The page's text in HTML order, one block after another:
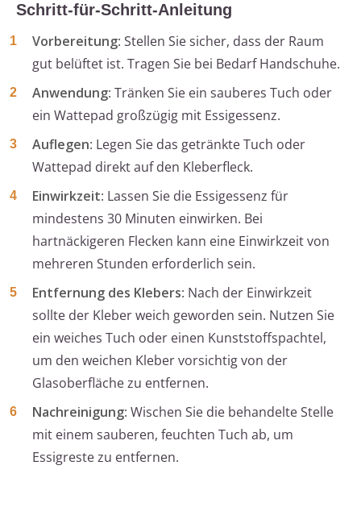
Schritt-für-Schritt-Anleitung
Vorbereitung: Stellen Sie sicher, dass der Raum
gut belüftet ist. Tragen Sie bei Bedarf Handschuhe.
Anwendung: Tränken Sie ein sauberes Tuch oder
ein Wattepad großzügig mit Essigessenz.
Auflegen: Legen Sie das getränkte Tuch oder
Wattepad direkt auf den Kleberfleck.
Einwirkzeit: Lassen Sie die Essigessenz für
mindestens 30 Minuten einwirken. Bei
hartnäckigeren Flecken kann eine Einwirkzeit von
mehreren Stunden erforderlich sein.
Entfernung des Klebers: Nach der Einwirkzeit
sollte der Kleber weich geworden sein. Nutzen Sie
ein weiches Tuch oder einen Kunststoffspachtel,
um den weichen Kleber vorsichtig von der
Glasoberfläche zu entfernen.
Nachreinigung: Wischen Sie die behandelte Stelle
mit einem sauberen, feuchten Tuch ab, um
Essigreste zu entfernen.